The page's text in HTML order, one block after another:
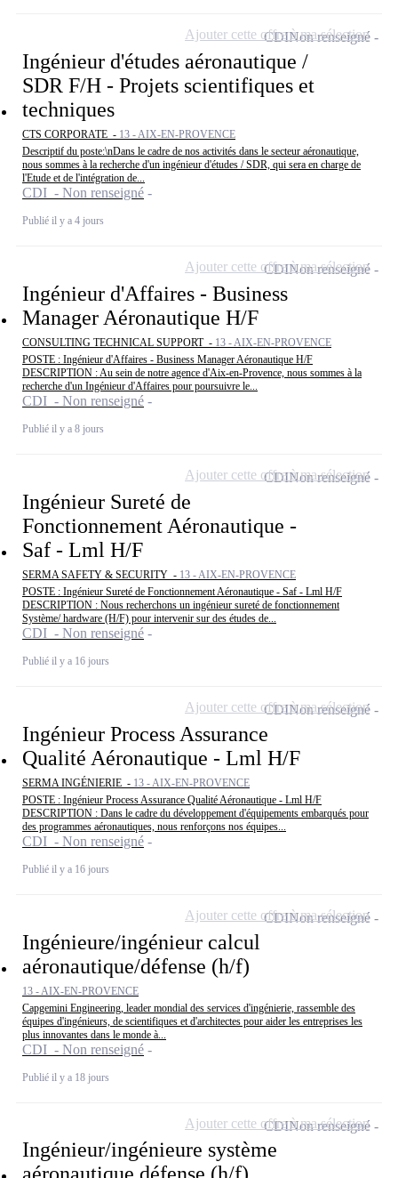
Ingénieur d'études aéronautique /
SDR F/H - Projets scientifiques et
techniques
CTS CORPORATE - 13 - AIX-EN-PROVENCE
Descriptif du poste:\nDans le cadre de nos activités dans le secteur aéronautique,
nous sommes à la recherche d'un ingénieur d'études / SDR, qui sera en charge de
l'Etude et de l'intégration de...
CDI - Non renseigné
Publié il y a 4 jours
CDINon renseigné
Ajouter cette offre à ma sélection
Ingénieur d'Affaires - Business
Manager Aéronautique H/F
CONSULTING TECHNICAL SUPPORT - 13 - AIX-EN-PROVENCE
POSTE : Ingénieur d'Affaires - Business Manager Aéronautique H/F
DESCRIPTION : Au sein de notre agence d'Aix-en-Provence, nous sommes à la
recherche d'un Ingénieur d'Affaires pour poursuivre le...
CDI - Non renseigné
Publié il y a 8 jours
CDINon renseigné
Ajouter cette offre à ma sélection
Ingénieur Sureté de
Fonctionnement Aéronautique -
Saf - Lml H/F
SERMA SAFETY & SECURITY - 13 - AIX-EN-PROVENCE
POSTE : Ingénieur Sureté de Fonctionnement Aéronautique - Saf - Lml H/F
DESCRIPTION : Nous recherchons un ingénieur sureté de fonctionnement
Système/ hardware (H/F) pour intervenir sur des études de...
CDI - Non renseigné
Publié il y a 16 jours
CDINon renseigné
Ajouter cette offre à ma sélection
Ingénieur Process Assurance
Qualité Aéronautique - Lml H/F
SERMA INGÉNIERIE - 13 - AIX-EN-PROVENCE
POSTE : Ingénieur Process Assurance Qualité Aéronautique - Lml H/F
DESCRIPTION : Dans le cadre du développement d'équipements embarqués pour
des programmes aéronautiques, nous renforçons nos équipes...
CDI - Non renseigné
Publié il y a 16 jours
CDINon renseigné
Ajouter cette offre à ma sélection
Ingénieure/ingénieur calcul
aéronautique/défense (h/f)
13 - AIX-EN-PROVENCE
Capgemini Engineering, leader mondial des services d'ingénierie, rassemble des
équipes d'ingénieurs, de scientifiques et d'architectes pour aider les entreprises les
plus innovantes dans le monde à...
CDI - Non renseigné
Publié il y a 18 jours
CDINon renseigné
Ajouter cette offre à ma sélection
Ingénieur/ingénieure système
CDINon renseigné
Ajouter cette offre à ma sélection